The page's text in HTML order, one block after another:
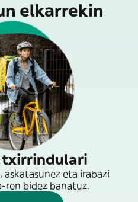
elkarrekin
txirrindulari
eta irabazi
ren bidez banatuz.